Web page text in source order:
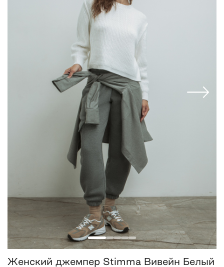
Женский джемпер Stimma Вивейн Белый